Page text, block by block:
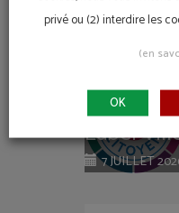
En
Label
7 JUILLET
privé ou (2) interdire les
(en
OK